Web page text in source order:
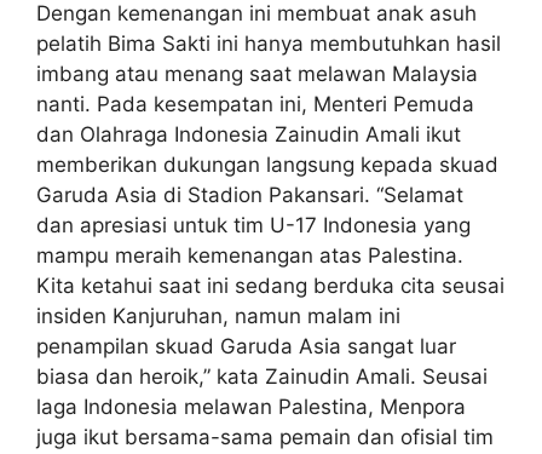
Dengan kemenangan ini membuat anak asuh
pelatih Bima Sakti ini hanya membutuhkan hasil
imbang atau menang saat melawan Malaysia
nanti. Pada kesempatan ini, Menteri Pemuda
dan Olahraga Indonesia Zainudin Amali ikut
memberikan dukungan langsung kepada skuad
Garuda Asia di Stadion Pakansari. “Selamat
dan apresiasi untuk tim U-17 Indonesia yang
mampu meraih kemenangan atas Palestina.
Kita ketahui saat ini sedang berduka cita seusai
insiden Kanjuruhan, namun malam ini
penampilan skuad Garuda Asia sangat luar
biasa dan heroik,” kata Zainudin Amali. Seusai
laga Indonesia melawan Palestina, Menpora
juga ikut bersama-sama pemain dan ofisial tim